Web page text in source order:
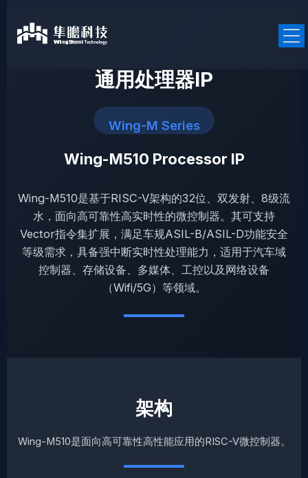
通用处理器IP
Wing-M Series
Wing-M510 Processor IP
Wing-M510是基于RISC-V架构的32位、双发射、8级流
水，面向高可靠性高实时性的微控制器。其可支持
Vector指令集扩展，满足车规ASIL-B/ASIL-D功能安全
等级需求，具备强中断实时性处理能力，适用于汽车域
控制器、存储设备、多媒体、工控以及网络设备
（Wifi/5G）等领域。
架构
Wing-M510是面向高可靠性高性能应用的RISC-V微控制器。
RISC-V处理器IP
车规处理器IP
安全处理器IP